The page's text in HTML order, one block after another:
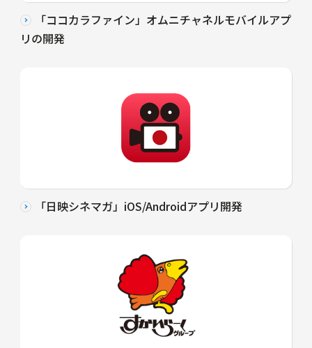
「ココカラファイン」オムニチャネルモバイルアプ
リの開発
「日映シネマガ」iOS/Androidアプリ開発